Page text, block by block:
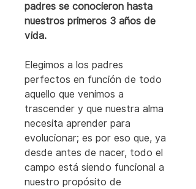
padres se conocieron hasta
nuestros primeros 3 años de
vida.
Elegimos a los padres
perfectos en función de todo
aquello que venimos a
trascender y que nuestra alma
necesita aprender para
evolucionar; es por eso que, ya
desde antes de nacer, todo el
campo está siendo funcional a
nuestro propósito de